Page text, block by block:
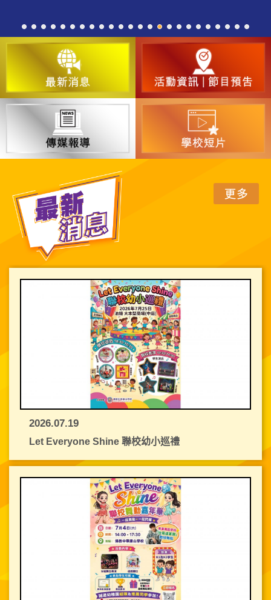
2026.07.19
Let Everyone Shine 聯校幼小巡禮